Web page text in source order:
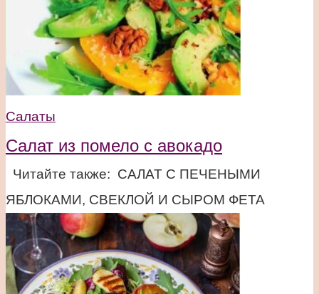
Салаты
Салат из помело с авокадо
Читайте также: САЛАТ С ПЕЧЕНЫМИ
ЯБЛОКАМИ, СВЕКЛОЙ И СЫРОМ ФЕТА